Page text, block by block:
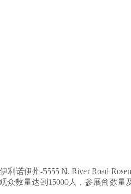
诺伊州-5555 N. River Road
众数量达到15000人，参展商数量